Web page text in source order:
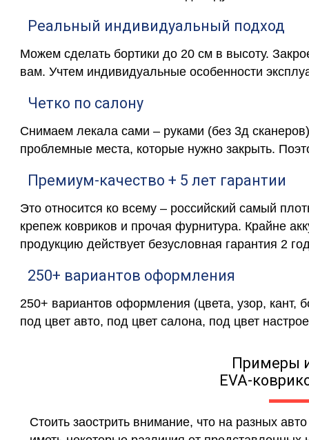
Реальный индивидуальный подход
Можем сделать бортики до 20 см в высоту.
вам. Учтем индивидуальные особенности
Четко по салону
Снимаем лекала сами – руками (без 3д
проблемные места, которые нужно закрыть.
Премиум-качество + 5 лет гарантии
Это относится ко всему – российский самый
крепеж ковриков и прочая фурнитура. Крайне
продукцию действует безусловная гарантия 2
250+ вариантов оформления
250+ вариантов оформления (цвета, узор, кант,
под цвет авто, под цвет салона, под цвет
Примеры
EVA-
Стоить заострить внимание, что на разных